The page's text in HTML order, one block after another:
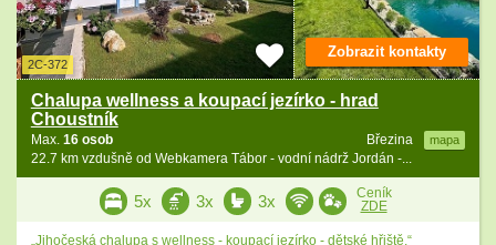
2C-372
Chalupa wellness a koupací jezírko - hrad
Choustník
Březina mapa
Max. 16 osob
22.7 km vzdušně od Webkamera Tábor - vodní nádrž Jordán -...
Zobrazit kontakty
5x 3x 3x
Ceník
ZDE
„Jihočeská chalupa s wellness - koupací jezírko - dětské hřiště.“